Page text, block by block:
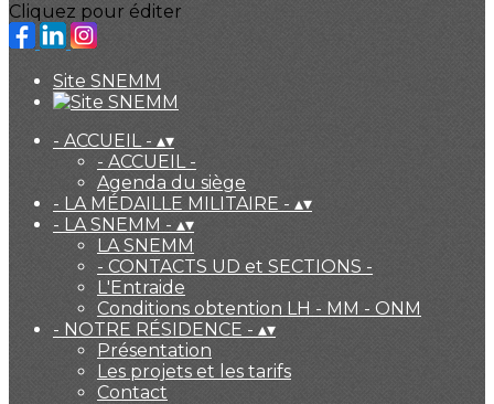
Cliquez pour éditer
Site SNEMM
- ACCUEIL - ▴▾
- ACCUEIL -
Agenda du siège
- LA MÉDAILLE MILITAIRE - ▴▾
- LA SNEMM - ▴▾
LA SNEMM
- CONTACTS UD et SECTIONS -
L'Entraide
Conditions obtention LH - MM - ONM
- NOTRE RÉSIDENCE - ▴▾
Présentation
Les projets et les tarifs
Contact